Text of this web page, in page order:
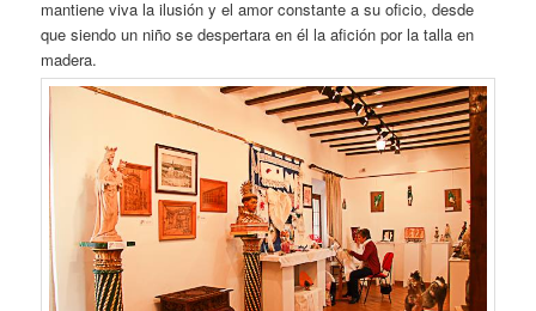
mantiene viva la ilusión y el amor constante a su oficio, desde
que siendo un niño se despertara en él la afición por la talla en
madera.